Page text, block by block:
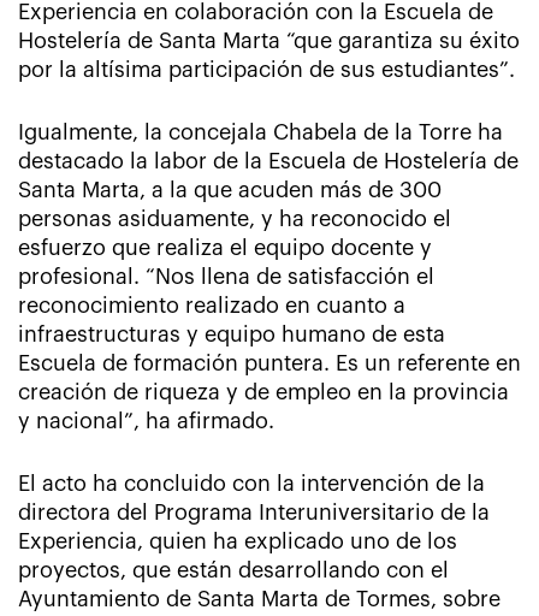
Experiencia en colaboración con la Escuela de
Hostelería de Santa Marta “que garantiza su éxito
por la altísima participación de sus estudiantes”.
Igualmente, la concejala Chabela de la Torre ha
destacado la labor de la Escuela de Hostelería de
Santa Marta, a la que acuden más de 300
personas asiduamente, y ha reconocido el
esfuerzo que realiza el equipo docente y
profesional. “Nos llena de satisfacción el
reconocimiento realizado en cuanto a
infraestructuras y equipo humano de esta
Escuela de formación puntera. Es un referente en
creación de riqueza y de empleo en la provincia
y nacional”, ha afirmado.
El acto ha concluido con la intervención de la
directora del Programa Interuniversitario de la
Experiencia, quien ha explicado uno de los
proyectos, que están desarrollando con el
Ayuntamiento de Santa Marta de Tormes, sobre